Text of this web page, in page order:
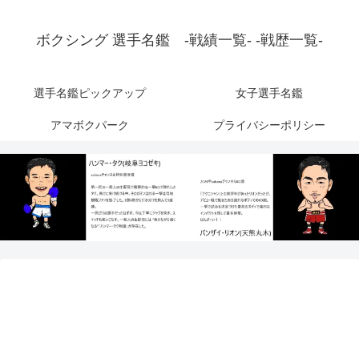
ボクシング 選手名鑑 -戦績一覧- -戦歴一覧-
選手名鑑ピックアップ 女子選手名鑑
アマボクパーク プライバシーポリシー